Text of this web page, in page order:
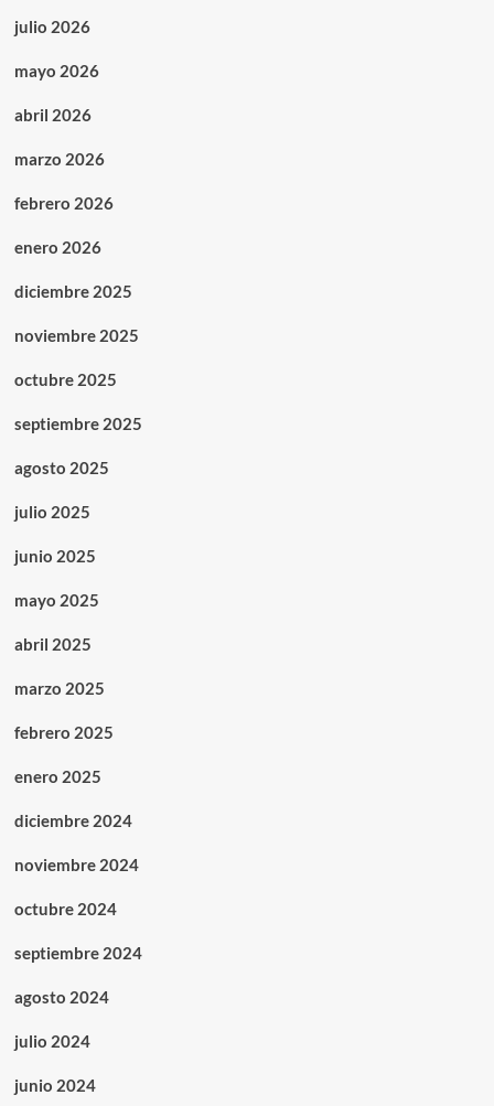
julio 2026
mayo 2026
abril 2026
marzo 2026
febrero 2026
enero 2026
diciembre 2025
noviembre 2025
octubre 2025
septiembre 2025
agosto 2025
julio 2025
junio 2025
mayo 2025
abril 2025
marzo 2025
febrero 2025
enero 2025
diciembre 2024
noviembre 2024
octubre 2024
septiembre 2024
agosto 2024
julio 2024
junio 2024